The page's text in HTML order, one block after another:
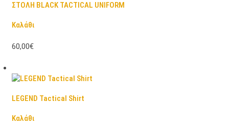
ΣΤΟΛΗ BLACK TACTICAL UNIFORM
Καλάθι
60,00€
LEGEND Tactical Shirt
Καλάθι